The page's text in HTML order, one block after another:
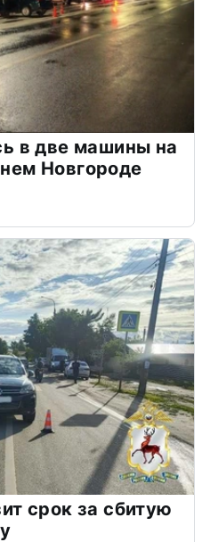
в две машины на
Новгороде
срок за сбитую